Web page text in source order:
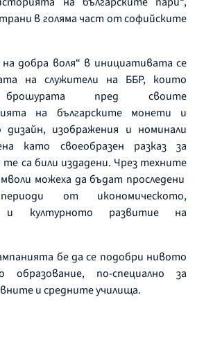
в голяма част от софийските
добра воля“ в инициативата се
на служители на ББР, които
брошурата пред своите
на българските монети и
изображения и номинали
като своеобразен разказ за
са били издадени. Чрез техните
можеха да бъдат проследени
от икономическото,
и културното развитие на
бе да се подобри нивото
образование, по-специално за
и средните училища.